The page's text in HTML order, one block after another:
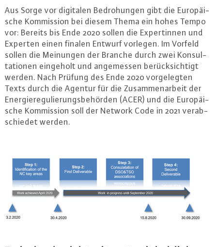
Aus Sorge vor digitalen Be­dro­hun­gen gibt die Eu­ro­päi­
sche Kom­mis­si­on bei diesem Thema ein hohes Tempo
vor: Bereits bis Ende 2020 sollen die Ex­per­tin­nen und
Experten einen finalen Entwurf vorlegen. Im Vorfeld
sollen die Meinungen der Branche durch zwei Kon­sul­
ta­tio­nen eingeholt und an­ge­mes­sen be­rück­sich­tigt
werden. Nach Prüfung des Ende 2020 vor­ge­leg­ten
Texts durch die Agentur für die Zu­sam­men­ar­beit der
En­er­gie­re­gu­lie­rungs­be­hör­den (ACER) und die Eu­ro­päi­
sche Kom­mis­si­on soll der Network Code in 2021 ver­ab­
schie­det werden.